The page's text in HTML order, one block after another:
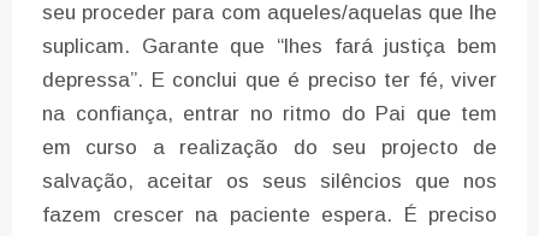
seu proceder para com aqueles/aquelas que lhe
suplicam. Garante que “lhes fará justiça bem
depressa”. E conclui que é preciso ter fé, viver
na confiança, entrar no ritmo do Pai que tem
em curso a realização do seu projecto de
salvação, aceitar os seus silêncios que nos
fazem crescer na paciente espera. É preciso